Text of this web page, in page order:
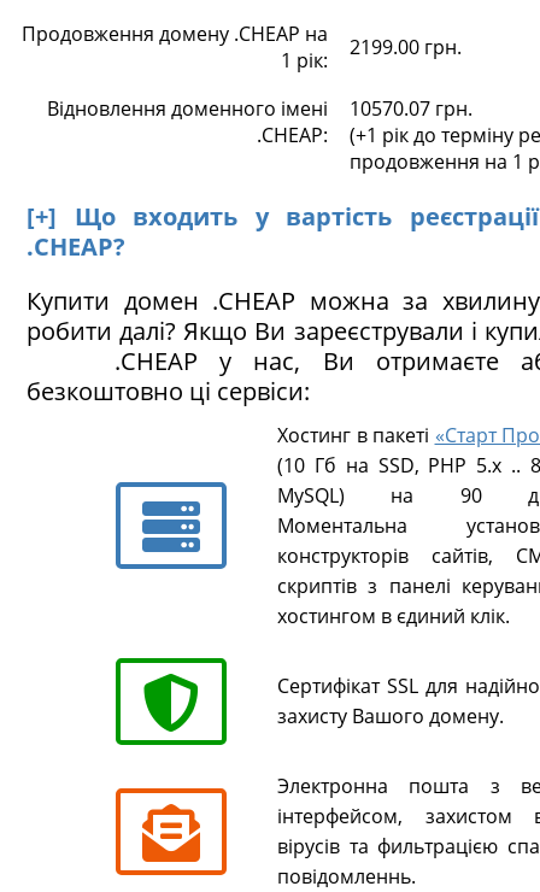
Продовження домену .CHEAP на
1 рік:
2199.00 грн.
Відновлення доменного імені
.CHEAP:
10570.07 грн.
(+1 рік до терміну
продовження на 1
[+] Що входить у вартість
.CHEAP?
Купити домен .CHEAP можна за
робити далі? Якщо Ви зареєстрували і
.CHEAP у нас, Ви отримаєте
безкоштовно ці сервіси:
Хостинг в пакеті «Старт
(10 Гб на SSD, PHP 5.х ..
MySQL) на 90
Моментальна
конструкторів сайтів,
скриптів з панелі
хостингом в єдиний клік.
Сертифікат SSL для
захисту Вашого домену.
Электронна пошта з
інтерфейсом, захистом
вірусів та фильтрацією
повідомленнь.